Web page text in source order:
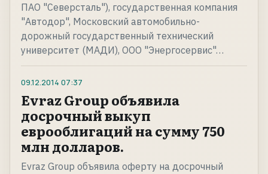
ПАО "Северсталь"), государственная компания
"Автодор", Московский автомобильно-
дорожный государственный технический
университет (МАДИ), ООО "Энергосервис"…
09.12.2014 07:37
Evraz Group объявила
досрочный выкуп
еврооблигаций на сумму 750
млн долларов.
Evraz Group объявила оферту на досрочный